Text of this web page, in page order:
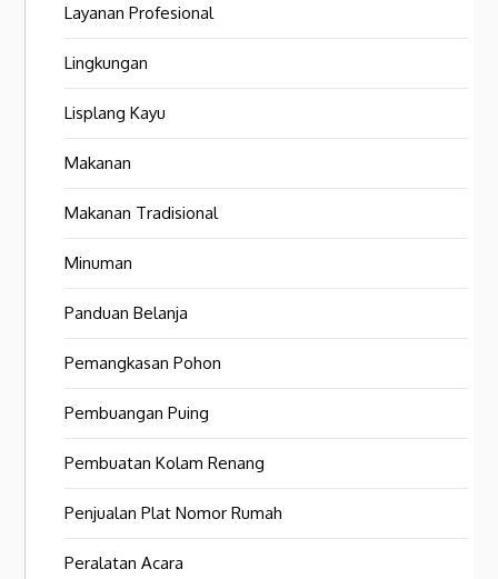
Layanan Profesional
Lingkungan
Lisplang Kayu
Makanan
Makanan Tradisional
Minuman
Panduan Belanja
Pemangkasan Pohon
Pembuangan Puing
Pembuatan Kolam Renang
Penjualan Plat Nomor Rumah
Peralatan Acara